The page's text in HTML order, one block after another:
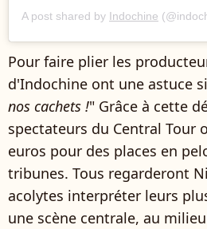
A post shared by Indochine
Pour faire plier les
d'Indochine ont une astuce
nos cachets !" Grâce à cette
spectateurs du Central Tour
euros pour des places en
tribunes. Tous regarderont
acolytes interpréter leurs
une scène centrale, au